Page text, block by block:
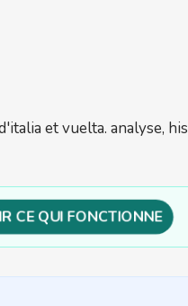
CE QUI FONCTIONNE